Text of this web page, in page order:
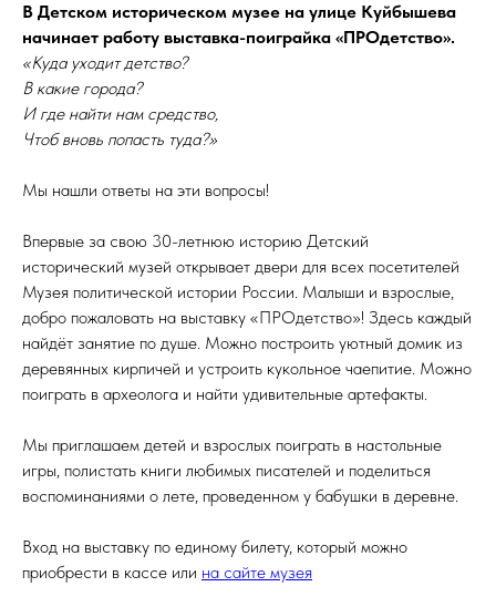
В Детском историческом музее на улице Куйбышева
начинает работу выставка-поиграйка «ПРОдетство».
«Куда уходит детство?
В какие города?
И где найти нам средство,
Чтоб вновь попасть туда?»
Мы нашли ответы на эти вопросы!
Впервые за свою 30-летнюю историю Детский
исторический музей открывает двери для всех посетителей
Музея политической истории России. Малыши и взрослые,
добро пожаловать на выставку «ПРОдетство»! Здесь каждый
найдёт занятие по душе. Можно построить уютный домик из
деревянных кирпичей и устроить кукольное чаепитие. Можно
поиграть в археолога и найти удивительные артефакты.
Мы приглашаем детей и взрослых поиграть в настольные
игры, полистать книги любимых писателей и поделиться
воспоминаниями о лете, проведенном у бабушки в деревне.
Вход на выставку по единому билету, который можно
приобрести в кассе или на сайте музея